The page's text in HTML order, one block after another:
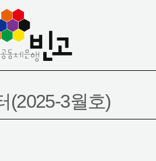
(2025-3월호)